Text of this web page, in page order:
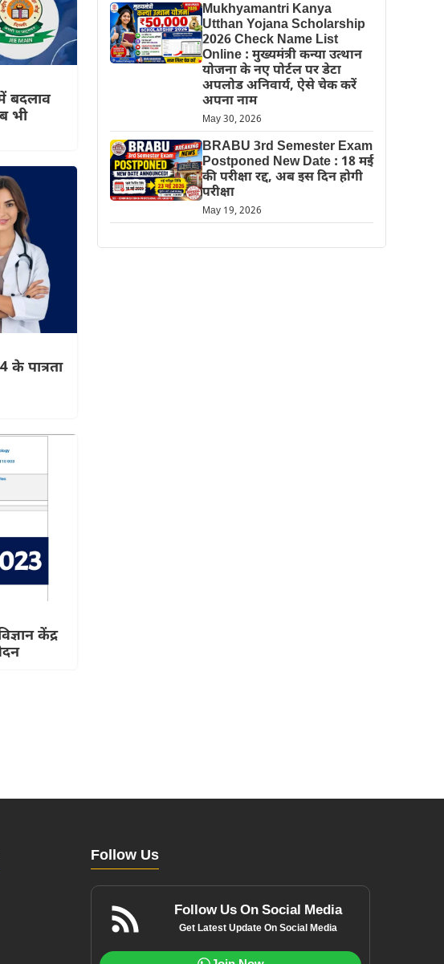
बदलाव
भी
पात्रता
केंद्र
Mukhyamantri Kanya
Utthan Yojana Scholarship
2026 Check Name List
Online : मुख्यमंत्री कन्या उत्थान
योजना के नए पोर्टल पर डेटा
अपलोड अनिवार्य, ऐसे चेक करें
अपना नाम
May 30, 2026
BRABU 3rd Semester Exam
Postponed New Date : 18 मई
की परीक्षा रद्द, अब इस दिन होगी
परीक्षा
May 19, 2026
Follow Us
Follow Us On Social Media
Get Latest Update On Social Media